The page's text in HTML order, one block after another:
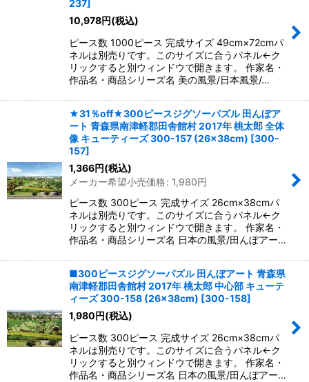
237]
10,978円(税込)
ピース数 1000ピース 完成サイズ 49cm×72cmパ
ネルは別売りです。このサイズに合うパネル←ク
リックすると別ウィンドウで開きます。 作家名・
作品名・商品シリーズ名 美の風景/日本風景/…
★31％off★300ピースジグソーパズル 田んぼア
ート 青森県南津軽郡田舎館村 2017年 桃太郎 全体
像 キューティーズ 300-157 (26×38cm) [300-
157]
1,366円(税込)
メーカー希望小売価格: 1,980円
ピース数 300ピース 完成サイズ 26cm×38cmパ
ネルは別売りです。このサイズに合うパネル←ク
リックすると別ウィンドウで開きます。 作家名・
作品名・商品シリーズ名 日本の風景/田んぼアー…
■300ピースジグソーパズル 田んぼアート 青森県
南津軽郡田舎館村 2017年 桃太郎 中心部 キューテ
ィーズ 300-158 (26×38cm) [300-158]
1,980円(税込)
ピース数 300ピース 完成サイズ 26cm×38cmパ
ネルは別売りです。このサイズに合うパネル←ク
リックすると別ウィンドウで開きます。 作家名・
作品名・商品シリーズ名 日本の風景/田んぼアー…